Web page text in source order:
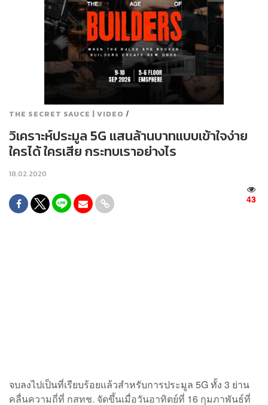
THE SECRET SAUCE | VIDEO /
วิเคราะห์ประมูล 5G แสนล้านบาทแบบเข้าใจง่าย
ใครได้ ใครเสีย กระทบเราอย่างไร
18.02.2020
43
จบลงไปเป็นที่เรียบร้อยแล้วสำหรับการประมูล 5G ทั้ง 3 ย่าน
คลื่นความถี่ที่ กสทช. จัดขึ้นเมื่อวันอาทิตย์ที่ 16 กุมภาพันธ์ที่